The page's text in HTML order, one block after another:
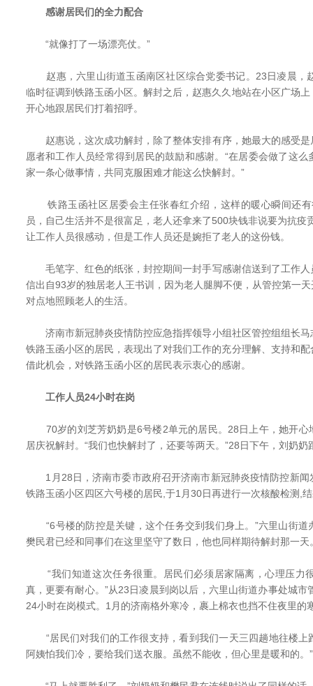
感谢居民们的全力配合
“就像打了一场漂亮仗。”
赵惠，六里山街道玉函南区社区综合党委书记。23日凌晨，
临时征调到铁路玉函小区。解封之后，赵惠久久地站在小区广场
开心地跟居民们打着招呼。
赵惠说，这次成功解封，除了整体安排有序，她最大的感受是
愿者和工作人员经常得到居民的鼓励和感谢。“在居委会做了这
家一条心做事情，共同克服困难才能这么快解封。”
铁路玉函社区居委会主任张春红介绍，这样的暖心瞬间还有
员，自己生活并不是很富足，老人还拿来了500块钱非说要为抗疫
让工作人员很感动，但是工作人员还是婉拒了老人的这份钱。
毛笔字、红色的纸张，封控期间一封手写感谢信送到了工作人
信出自93岁的独居老人王书训，因为老人腿脚不便，从管控第一
对点地照顾老人的生活。
济南市新冠肺炎疫情防控应急指挥领导小组社区管控组组长马
铁路玉函小区的居民，表现出了对我们工作的充分理解、支持和
借此机会，对铁路玉函小区的居民表示衷心的感谢。
工作人员24小时在岗
70岁的刘芝芳奶奶是6号楼2单元的居民。28日上午，她开心
居庆祝解封。“我们也快解封了，还要等两天。”28日下午，刘奶
1月28日，济南市委市政府召开济南市新冠肺炎疫情防控新闻
铁路玉函小区四区六号楼的居民,于1月30日再进行一次核酸检测,
“6号楼的防控是关键，这个任务交到我们身上。”六里山街道
樊民君已经和同事们在这里坚守了数日，他也同样期待解封那一天
“我们知道这次任务很重。居民们必须居家隔离，心理压力
真，更要有耐心。”从23日凌晨到岗以后，六里山街道办事处城
24小时在岗模式。1月的济南格外寒冷，裹上棉衣也挡不住夜里的
“居民们对我们的工作很支持，看到我们一天三四趟地往楼上
阿姨怕我们冷，要给我们送衣服。虽然不能收，但心里是暖和的。”